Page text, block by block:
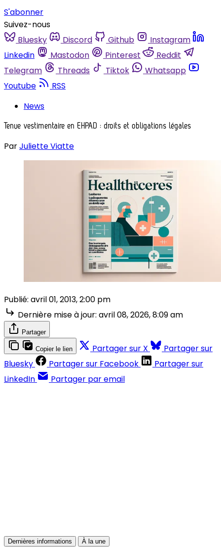
S'abonner
Suivez-nous
Bluesky
Discord Github
Instagram
Linkedin
Mastodon Pinterest
Reddit
Telegram
Threads Tiktok
Whatsapp
Youtube
RSS
News
Tenue vestimentaire en EHPAD : droits et obligations légales
ParJuliette Viatte
Publié: avril 01, 2013, 2:00 pm
Dernière mise à jour: avril 08, 2026, 8:09 am
Partager
Copier le lien Partager sur X
Partager sur
Bluesky
Partager sur Facebook
Partager sur
LinkedIn
Partager par email
Dernières informations À la une